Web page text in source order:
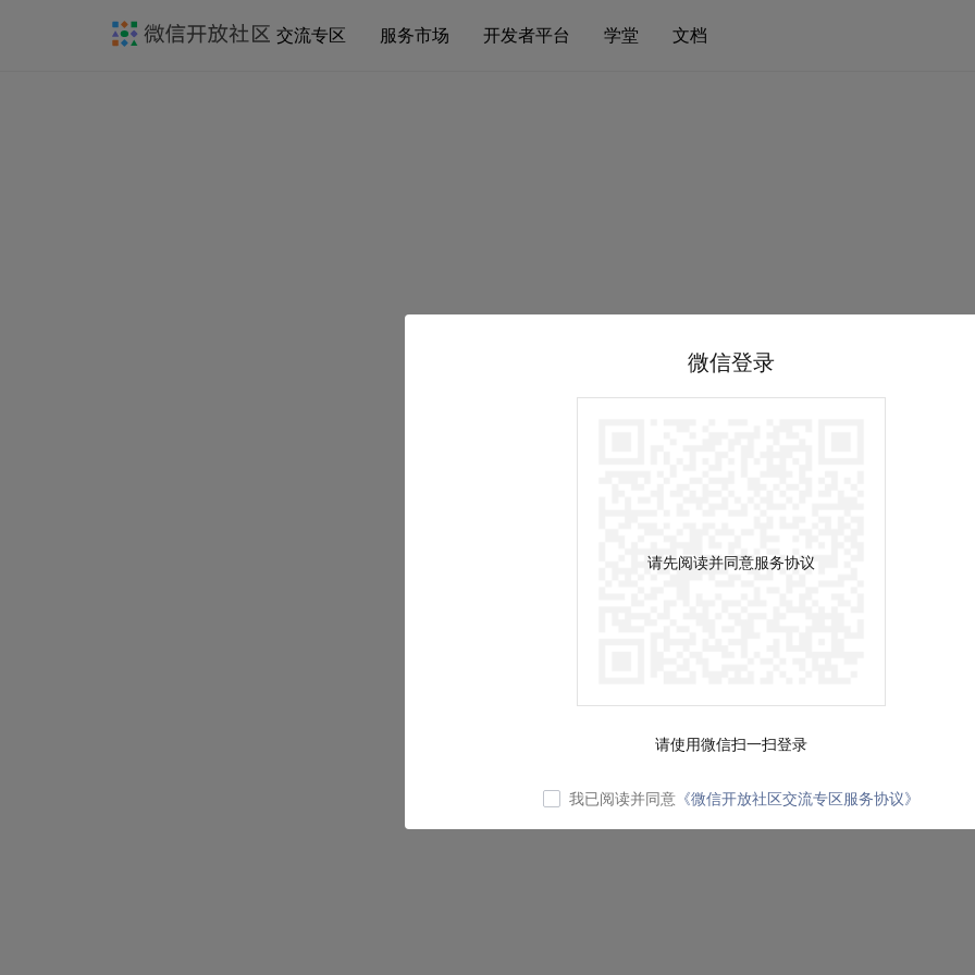
交流专区 服务市场 开发者平台 学堂 文档
微信登录
请先阅读并同意服务协议
请使用微信扫一扫登录
我已阅读并同意 《微信开放社区交流专区服务协议》